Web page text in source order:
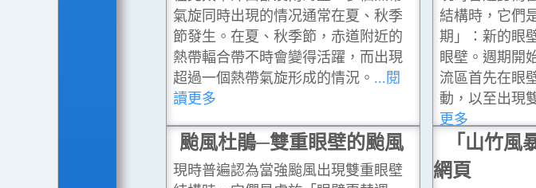
氣旋同時出現的情况通常在夏、秋季
節發生。在夏、秋季節，赤道附近的
熱帶輻合帶不時會變得活躍，而出現
超過一個熱帶氣旋形成的情況。 ...閱
讀更多
結構時，它們
期」：新的眼
眼壁。週期開
流區首先在眼
動，以至出現
更多
颱風杜鵑─雙重眼壁的颱風
現時普遍認為當強颱風出現雙重眼壁
「山竹風
網頁